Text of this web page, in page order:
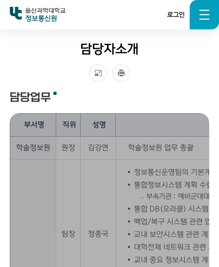
로그인
정보통신원
담당자소개
담당업무
부서명 직위 성명
학술정보원 원장 김강연 학술정보원 업무 총괄
팀장 정종국
정보통신운영팀의 기본계
통합정보시스템 계획 수립
부속기관 : 예비군대대
통합 DB(오라클) 시스템 관
백업/복구 시스템 관련 업무
교내 보안시스템 관련 계획
대학전체 네트워크 관련 계
교내 중요 정보시스템 계획